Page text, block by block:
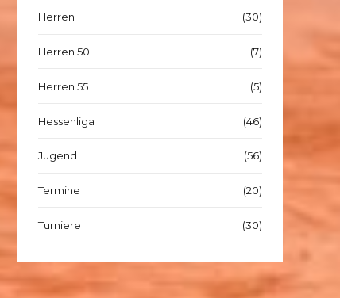
Herren (30)
Herren 50 (7)
Herren 55 (5)
Hessenliga (46)
Jugend (56)
Termine (20)
Turniere (30)